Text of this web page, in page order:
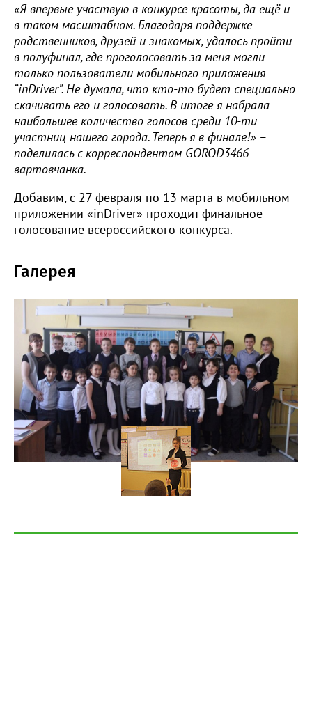
«Я впервые участвую в конкурсе красоты, да ещё и
в таком масштабном. Благодаря поддержке
родственников, друзей и знакомых, удалось пройти
в полуфинал, где проголосовать за меня могли
только пользователи мобильного приложения
“inDriver”. Не думала, что кто-то будет специально
скачивать его и голосовать. В итоге я набрала
наибольшее количество голосов среди 10-ти
участниц нашего города. Теперь я в финале!» –
поделилась с корреспондентом GOROD3466
вартовчанка.
Добавим, с 27 февраля по 13 марта в мобильном
приложении «inDriver» проходит финальное
голосование всероссийского конкурса.
Галерея